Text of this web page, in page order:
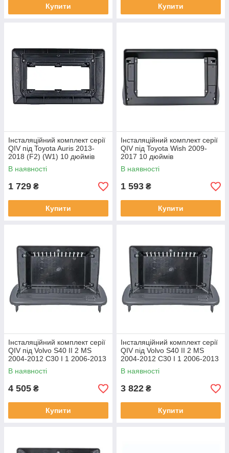
Купити Купити
Інсталяційний комплект серії
QIV під Toyota Auris 2013-
2018 (F2) (W1) 10 дюймів
В наявності
1 729 ₴
Купити
Інсталяційний комплект серії
QIV під Toyota Wish 2009-
2017 10 дюймів
В наявності
1 593 ₴
Купити
Інсталяційний комплект серії
QIV під Volvo S40 II 2 MS
2004-2012 C30 I 1 2006-2013
C70 II 2 2005-2013 (W1) 9
В наявності
4 505 ₴
Купити
Інсталяційний комплект серії
QIV під Volvo S40 II 2 MS
2004-2012 C30 I 1 2006-2013
C70 II 2 2005-2013 (W2) 9
В наявності
3 822 ₴
Купити